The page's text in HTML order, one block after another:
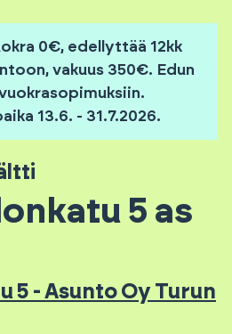
0€, edellyttää 12kk
vakuus 350€. Edun
13.6. - 31.7.2026.
5 as
5 - Asunto Oy Turun